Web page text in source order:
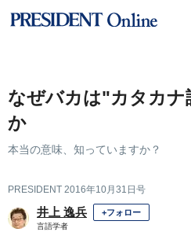
なぜバカは"カタカ
か
本当の意味、知っていますか？
PRESIDENT 2016年10月31日号
井上 逸兵 +フォロー
言語学者